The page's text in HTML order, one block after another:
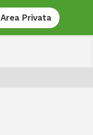
Area Privata